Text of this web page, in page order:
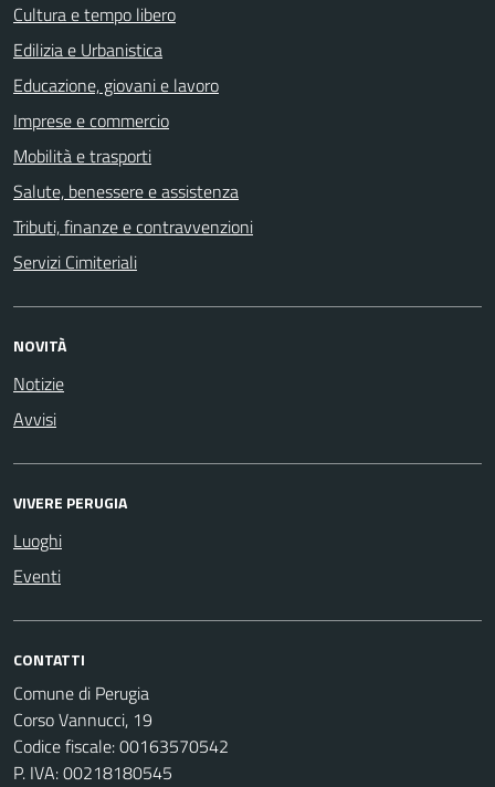
Cultura e tempo libero
Edilizia e Urbanistica
Educazione, giovani e lavoro
Imprese e commercio
Mobilità e trasporti
Salute, benessere e assistenza
Tributi, finanze e contravvenzioni
Servizi Cimiteriali
NOVITÀ
Notizie
Avvisi
VIVERE PERUGIA
Luoghi
Eventi
CONTATTI
Comune di Perugia
Corso Vannucci, 19
Codice fiscale: 00163570542
P. IVA: 00218180545